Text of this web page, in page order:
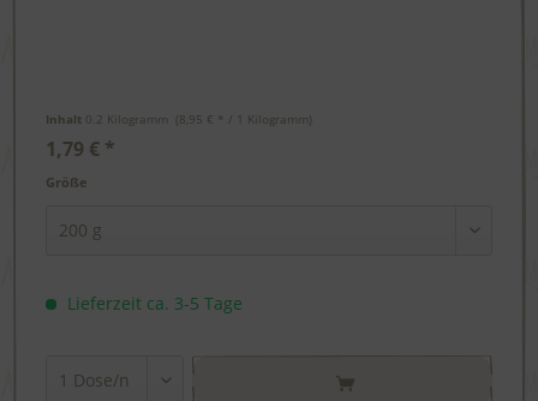
Inhalt 0.2 Kilogramm (8,95 € * / 1 Kilogramm)
1,79 € *
Größe
Lieferzeit ca. 3-5 Tage